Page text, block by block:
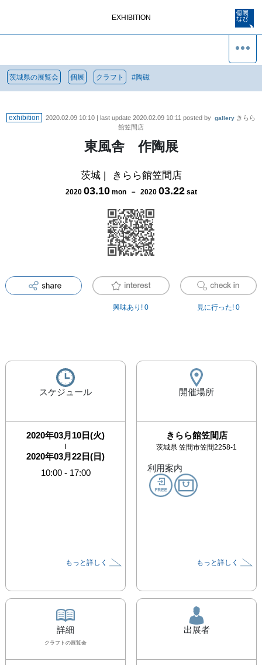
EXHIBITION
茨城県の展覧会 個展 クラフト #陶磁
exhibition 2020.02.09 10:10 | last update 2020.02.09 10:11 posted by gallery きらら
館笠間店
東風舎 作陶展
茨城| きらら館笠間店
2020 03.10 mon－ 2020 03.22 sat
興味あり! 0 見に行った! 0
スケジュール
2020年03月10日(火)
|
2020年03月22日(日)
10:00- 17:00
もっと詳しく
開催場所
きらら館笠間店
茨城県 笠間市笠間2258-1
利用案内
もっと詳しく
詳細
クラフト の展覧会
出展者